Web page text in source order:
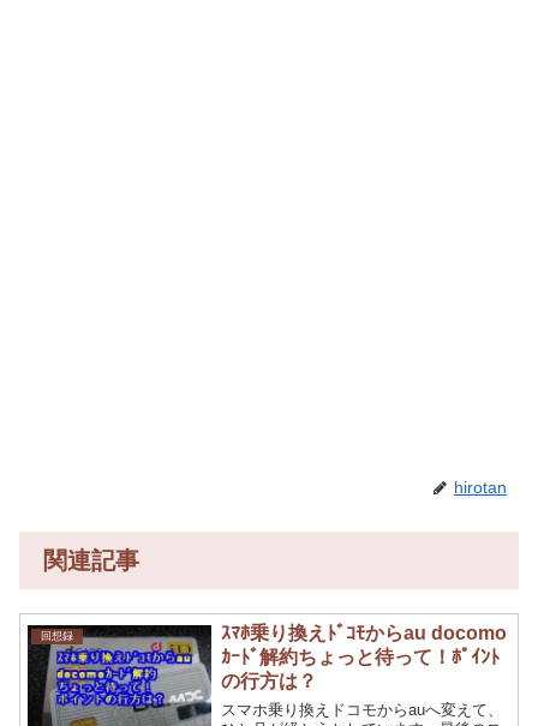
hirotan
関連記事
回想録
ｽﾏﾎ乗り換えﾄﾞｺﾓからau docomo
ｶｰﾄﾞ解約ちょっと待って！ﾎﾟｲﾝﾄ
の行方は？
スマホ乗り換えドコモからauへ変えて、